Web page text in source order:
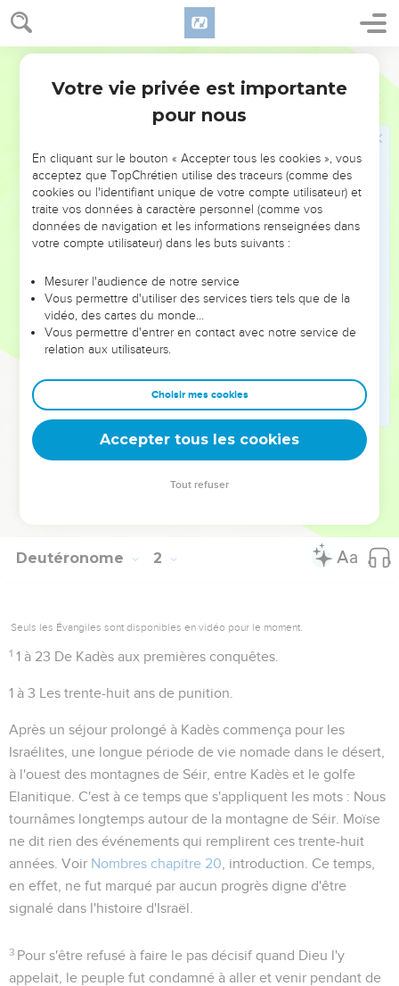
Deutéronome 1
Contre moi aussi. Sans doute la condamnation de Moïse,
dont il parle ici lui-même, n'eut pas lieu à la même occasion
et dans le même moment, mais trente-huit ans plus tard
seulement. S'il la rappelle, c'est qu'elle lui attira la même
peine que celle dont furent frappés tous les autres Israélites,
et qu'elle eut une cause semblable, le manque de foi. On
sent parfaitement que, par la relation établie ici entre ces
deux faits, le peuple doit comprendre que lui aussi il a
contribué à cette défaillance de foi de ses chefs, résultat de
la lassitude et de l'irritation produites chez eux par son
: L'Eternel s'irrita contre moi à cause de vous !
Le temps que vous y avez séjourné. Ces mots semblent
superflus ; ils rappellent ce temps comme quelque chose de
bien connu et douloureusement senti. Voir une locution
pareille
Deutéronome 2
Seuls les Évangiles sont disponibles en vidéo pour le moment.
1 1 à 23 De Kadès aux premières conquêtes.
1 à 3 Les trente-huit ans de punition.
Après un séjour prolongé à Kadès commença pour les
Israélites, une longue période de vie nomade dans le désert,
à l'ouest des montagnes de Séir, entre Kadès et le golfe
Elanitique. C'est à ce temps que s'appliquent les mots : Nous
tournâmes longtemps autour de la montagne de Séir . Moïse
ne dit rien des événements qui remplirent ces trente-huit
années. Voir Nombres chapitre 20 , introduction. Ce temps,
en effet, ne fut marqué par aucun progrès digne d'être
signalé dans l'histoire d'Israël.
3 Pour s'être refusé à faire le pas décisif quand Dieu l'y
appelait, le peuple fut condamné à aller et venir pendant de
Votre vie privée est importante
pour nous
En cliquant sur le bouton « Accepter tous les cookies », vous
acceptez que TopChrétien utilise des traceurs (comme des
cookies ou l'identifiant unique de votre compte utilisateur) et
traite vos données à caractère personnel (comme vos
données de navigation et les informations renseignées dans
votre compte utilisateur) dans les buts suivants :
Mesurer l'audience de notre service
Vous permettre d'utiliser des services tiers tels que de la
vidéo, des cartes du monde…
Vous permettre d'entrer en contact avec notre service de
relation aux utilisateurs.
Choisir mes cookies
Accepter tous les cookies
Tout refuser